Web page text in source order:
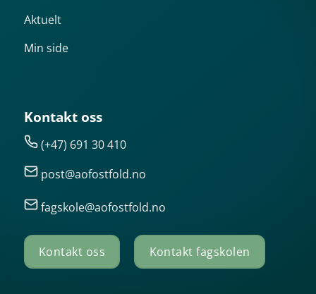
Aktuelt
Min side
Kontakt oss
(+47) 691 30 410
post@aofostfold.no
fagskole@aofostfold.no
Kontakt oss Kontakt fagskolen